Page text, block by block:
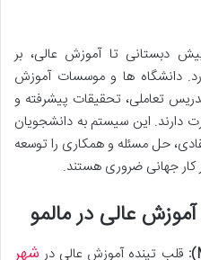
دبستانی تا آموزش عالی، بر
دانشگاه ها و موسسات آموزش
تعاملی، تحقیقات پیشرفته و
دارند. این سیستم به دانشجویان
حل مسئله و همکاری را توسعه
کار جهانی ضروری هستند.
عالی در مالمو
قلب تپنده آموزش عالی در شهر